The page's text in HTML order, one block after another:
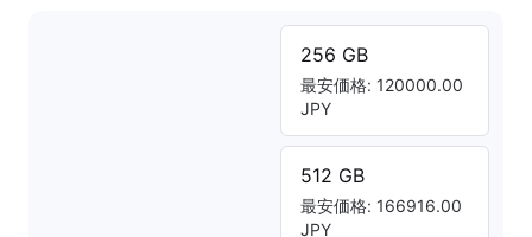
256 GB
最安価格: 120000.00
JPY
512 GB
最安価格: 166916.00
JPY